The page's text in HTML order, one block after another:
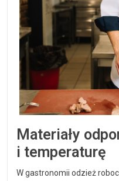
Materiały
i temperaturę
W gastronomii odzież